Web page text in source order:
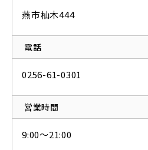
燕市杣木444
電話
0256-61-0301
営業時間
9:00～21:00